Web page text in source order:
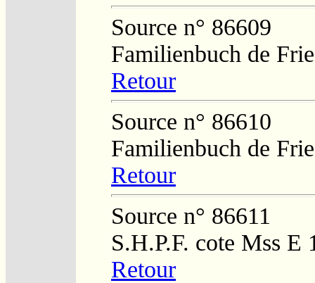
Source n° 86609
Familienbuch de
Retour
Source n° 86610
Familienbuch de
Retour
Source n° 86611
S.H.P.F. cote Mss E
Retour